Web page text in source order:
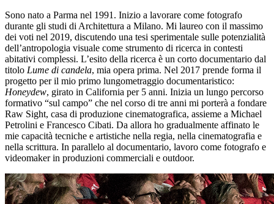
Sono nato a Parma nel 1991. Inizio a lavorare come fotografo
durante gli studi di Architettura a Milano. Mi laureo con il massimo
dei voti nel 2019, discutendo una tesi sperimentale sulle potenzialità
dell’antropologia visuale come strumento di ricerca in contesti
abitativi complessi. L’esito della ricerca è un corto documentario dal
titolo Lume di candela, mia opera prima. Nel 2017 prende forma il
progetto per il mio primo lungometraggio documentaristico:
Honeydew, girato in California per 5 anni. Inizia un lungo percorso
formativo “sul campo” che nel corso di tre anni mi porterà a fondare
Raw Sight, casa di produzione cinematografica, assieme a Michael
Petrolini e Francesco Cibati. Da allora ho gradualmente affinato le
mie capacità tecniche e artistiche nella regia, nella cinematografia e
nella scrittura. In parallelo al documentario, lavoro come fotografo e
videomaker in produzioni commerciali e outdoor.